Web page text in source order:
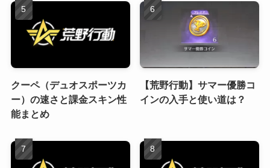
クーペ（デュオスポーツカ
ー）の速さと課金スキン性
能まとめ
【荒野行動】サマー優勝コ
インの入手と使い道は？